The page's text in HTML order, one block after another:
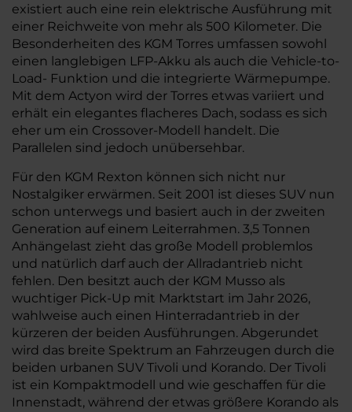
existiert auch eine rein elektrische Ausführung mit
einer Reichweite von mehr als 500 Kilometer. Die
Besonderheiten des KGM Torres umfassen sowohl
einen langlebigen LFP-Akku als auch die Vehicle-to-
Load- Funktion und die integrierte Wärmepumpe.
Mit dem Actyon wird der Torres etwas variiert und
erhält ein elegantes flacheres Dach, sodass es sich
eher um ein Crossover-Modell handelt. Die
Parallelen sind jedoch unübersehbar.
Für den KGM Rexton können sich nicht nur
Nostalgiker erwärmen. Seit 2001 ist dieses SUV nun
schon unterwegs und basiert auch in der zweiten
Generation auf einem Leiterrahmen. 3,5 Tonnen
Anhängelast zieht das große Modell problemlos
und natürlich darf auch der Allradantrieb nicht
fehlen. Den besitzt auch der KGM Musso als
wuchtiger Pick-Up mit Marktstart im Jahr 2026,
wahlweise auch einen Hinterradantrieb in der
kürzeren der beiden Ausführungen. Abgerundet
wird das breite Spektrum an Fahrzeugen durch die
beiden urbanen SUV Tivoli und Korando. Der Tivoli
ist ein Kompaktmodell und wie geschaffen für die
Innenstadt, während der etwas größere Korando als